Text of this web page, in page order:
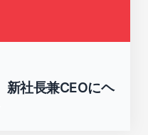
新社長兼CEOにヘ